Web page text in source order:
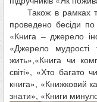
Також в рамках
проведено бесіди
«Книга – джерело
«Джерело
жить»,«Книга чи
світі», «Хто багато
книга», «Книжковий
знати», «Книги